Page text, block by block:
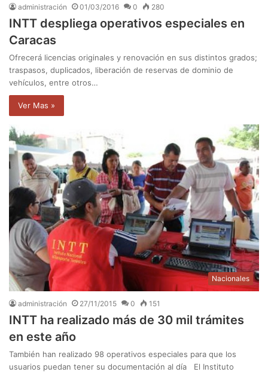
administración 01/03/2016 0 280
INTT despliega operativos especiales en
Caracas
Ofrecerá licencias originales y renovación en sus distintos grados;
traspasos, duplicados, liberación de reservas de dominio de
vehículos, entre otros…
Ver Mas »
Nacionales
administración 27/11/2015 0 151
INTT ha realizado más de 30 mil trámites
en este año
También han realizado 98 operativos especiales para que los
usuarios puedan tener su documentación al día El Instituto